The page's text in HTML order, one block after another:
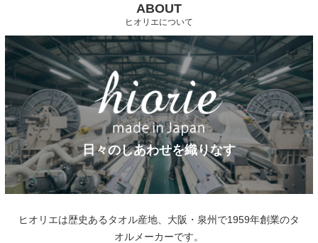
ABOUT
ヒオリエについて
日々のしあわせを織りなす
ヒオリエは歴史あるタオル産地、大阪・泉州で1959年創業のタ
オルメーカーです。